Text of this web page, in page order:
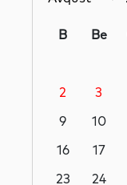
Dünya
Dünya
B Be
2
3
9
10
16
17
23
24